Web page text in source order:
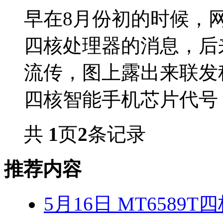
早在8月份初的时候，
四核处理器的消息，
流传，图上露出来联
四核智能手机芯片代号
共 1页2条记录
推荐内容
5月16日 MT6589T